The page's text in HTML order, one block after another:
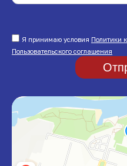
Я принимаю условия Политики
Пользовательского соглашения